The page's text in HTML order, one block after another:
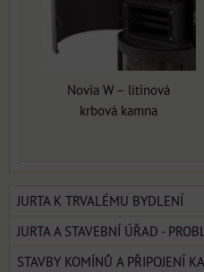
Novia W – litinová
krbová kamna
JURTA K TRVALÉMU BYDLENÍ
JURTA A STAVEBNÍ ÚŘAD -
STAVBY KOMÍNŮ A PŘIPOJENÍ